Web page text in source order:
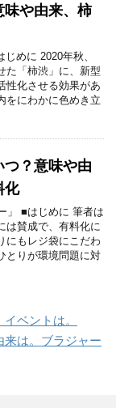
味や由来、柿
めに 2020年秋、
た「柿渋」に、新型
性化させる効果があ
をにわかに色めき立
つ？意味や由
化
■はじめに 筆者は
は賛成で、有料化に
にもレジ袋にこだわ
とりが環境問題に対
ベントは。
来は。ブラジャー